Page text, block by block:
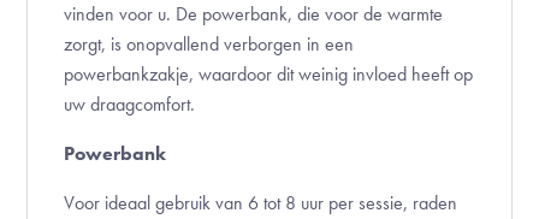
vinden voor u. De powerbank, die voor de warmte
zorgt, is onopvallend verborgen in een
powerbankzakje, waardoor dit weinig invloed heeft op
uw draagcomfort.
Powerbank
Voor ideaal gebruik van 6 tot 8 uur per sessie, raden